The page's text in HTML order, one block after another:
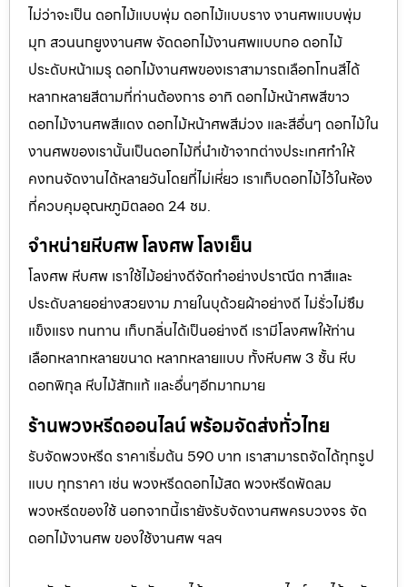
ไม่ว่าจะเป็น ดอกไม้แบบพุ่ม ดอกไม้แบบราง งานศพแบบพุ่ม
มุก สวนนกยูงงานศพ จัดดอกไม้งานศพแบบกอ ดอกไม้
ประดับหน้าเมรุ ดอกไม้งานศพของเราสามารถเลือกโทนสีได้
หลากหลายสีตามที่ท่านต้องการ อาทิ ดอกไม้หน้าศพสีขาว
ดอกไม้งานศพสีแดง ดอกไม้หน้าศพสีม่วง และสีอื่นๆ ดอกไม้ใน
งานศพของเรานั้นเป็นดอกไม้ที่นำเข้าจากต่างประเทศทำให้
คงทนจัดงานได้หลายวันโดยที่ไม่เหี่ยว เราเก็บดอกไม้ไว้ในห้อง
ที่ควบคุมอุณหภูมิตลอด 24 ชม.
จำหน่ายหีบศพ โลงศพ โลงเย็น
โลงศพ หีบศพ เราใช้ไม้อย่างดีจัดทำอย่างปราณีต ทาสีและ
ประดับลายอย่างสวยงาม ภายในบุด้วยผ้าอย่างดี ไม่รั่วไม่ซึม
แข็งแรง ทนทาน เก็บกลิ่นได้เป็นอย่างดี เรามีโลงศพให้ท่าน
เลือกหลากหลายขนาด หลากหลายแบบ ทั้งหีบศพ 3 ชั้น หีบ
ดอกพิกุล หีบไม้สักแท้ และอื่นๆอีกมากมาย
ร้านพวงหรีดออนไลน์ พร้อมจัดส่งทั่วไทย
รับจัดพวงหรีด ราคาเริ่มต้น 590 บาท เราสามารถจัดได้ทุกรูป
แบบ ทุกราคา เช่น พวงหรีดดอกไม้สด พวงหรีดพัดลม
พวงหรีดของใช้ นอกจากนี้เรายังรับจัดงานศพครบวงจร จัด
ดอกไม้งานศพ ของใช้งานศพ ฯลฯ